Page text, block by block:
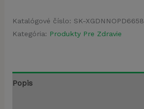
Katalógové číslo: SK-XGDNNOPD6658
Kategória: Produkty Pre Zdravie
Popis